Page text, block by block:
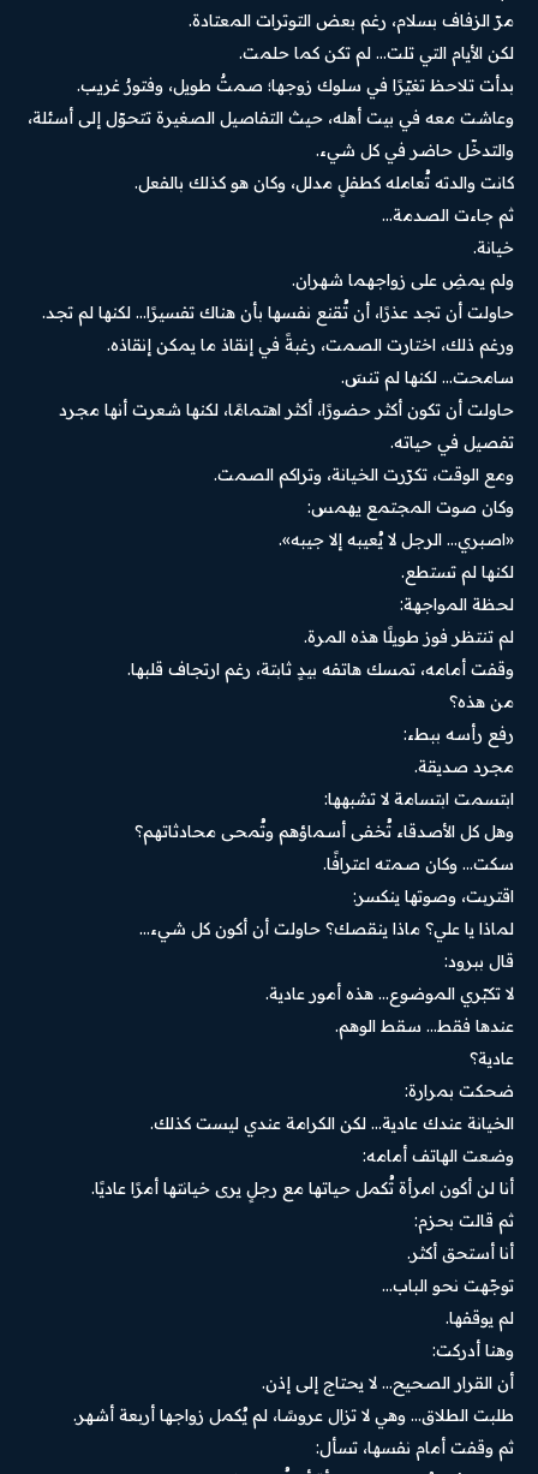
مرّ الزفاف بسلام، رغم بعض التوترات المعتادة.
لكن الأيام التي تلت… لم تكن كما حلمت.
بدأت تلاحظ تغيّرًا في سلوك زوجها؛ صمتٌ طويل، وفتورٌ غريب.
وعاشت معه في بيت أهله، حيث التفاصيل الصغيرة تتحوّل إلى أسئلة،
والتدخّل حاضر في كل شيء.
كانت والدته تُعامله كطفلٍ مدلل، وكان هو كذلك بالفعل.
ثم جاءت الصدمة…
خيانة.
ولم يمضِ على زواجهما شهران.
حاولت أن تجد عذرًا، أن تُقنع نفسها بأن هناك تفسيرًا… لكنها لم تجد.
ورغم ذلك، اختارت الصمت، رغبةً في إنقاذ ما يمكن إنقاذه.
سامحت… لكنها لم تنسَ.
حاولت أن تكون أكثر حضورًا، أكثر اهتمامًا، لكنها شعرت أنها مجرد
تفصيل في حياته.
ومع الوقت، تكرّرت الخيانة، وتراكم الصمت.
وكان صوت المجتمع يهمس:
«اصبري… الرجل لا يُعيبه إلا جيبه».
لكنها لم تستطع.
لحظة المواجهة:
لم تنتظر فوز طويلًا هذه المرة.
وقفت أمامه، تمسك هاتفه بيدٍ ثابتة، رغم ارتجاف قلبها.
من هذه؟
رفع رأسه ببطء:
مجرد صديقة.
ابتسمت ابتسامة لا تشبهها:
وهل كل الأصدقاء تُخفى أسماؤهم وتُمحى محادثاتهم؟
سكت… وكان صمته اعترافًا.
اقتربت، وصوتها ينكسر:
لماذا يا علي؟ ماذا ينقصك؟ حاولت أن أكون كل شيء…
قال ببرود:
لا تكبّري الموضوع… هذه أمور عادية.
عندها فقط… سقط الوهم.
عادية؟
ضحكت بمرارة:
الخيانة عندك عادية… لكن الكرامة عندي ليست كذلك.
وضعت الهاتف أمامه:
أنا لن أكون امرأة تُكمل حياتها مع رجلٍ يرى خيانتها أمرًا عاديًا.
ثم قالت بحزم:
أنا أستحق أكثر.
توجّهت نحو الباب…
لم يوقفها.
وهنا أدركت:
أن القرار الصحيح… لا يحتاج إلى إذن.
طلبت الطلاق… وهي لا تزال عروسًا، لم يُكمل زواجها أربعة أشهر.
ثم وقفت أمام نفسها، تسأل: